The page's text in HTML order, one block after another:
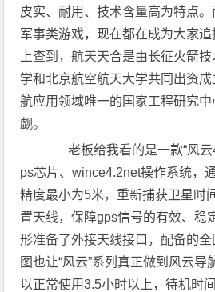
皮实、耐用、技术含量高为特点。
军事类游戏，现在都在成为大家
上查到，航天天合是由长征火箭
学和北京航空航天大学共同出资
航应用领域唯一的国家工程研究
觑。
老板给我看的是一款“风云
ps芯片、wince4.2net操作系统，
精度最小为5米，重新捕获卫星时
置天线，保障gps信号的有效、稳
形准备了外接天线接口，配备的
图也让“风云”系列真正做到风云
以正常使用3.5小时以上，待机时